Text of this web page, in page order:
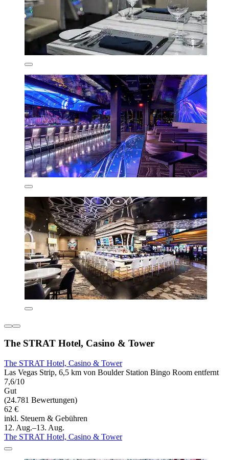
The STRAT Hotel, Casino & Tower
The STRAT Hotel, Casino & Tower
Las Vegas Strip, 6,5 km von Boulder Station Bingo Room entfernt
7,6/10
Gut
(24.781 Bewertungen)
62 €
inkl. Steuern & Gebühren
12. Aug.–13. Aug.
The STRAT Hotel, Casino & Tower